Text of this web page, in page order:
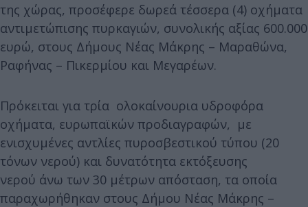
της χώρας, προσέφερε δωρεά τέσσερα (4) οχήματα
αντιμετώπισης πυρκαγιών, συνολικής αξίας 600.000
ευρώ, στους Δήμους Νέας Μάκρης – Μαραθώνα,
Ραφήνας – Πικερμίου και Μεγαρέων.
Πρόκειται για τρία ολοκαίνουρια υδροφόρα
οχήματα, ευρωπαϊκών προδιαγραφών, με
ενισχυμένες αντλίες πυροσβεστικού τύπου (20
τόνων νερού) και δυνατότητα εκτόξευσης
νερού άνω των 30 μέτρων απόσταση, τα οποία
παραχωρήθηκαν στους Δήμου Νέας Μάκρης –